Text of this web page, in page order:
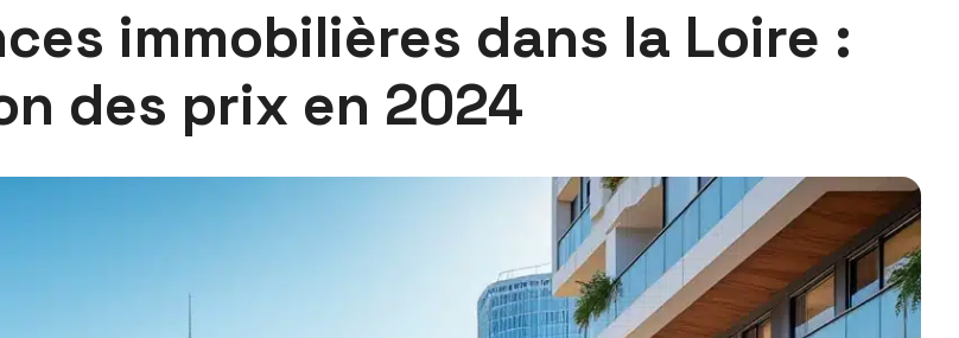
immobilières dans la Loire :
des prix en 2024